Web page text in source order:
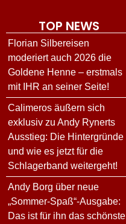
TOP NEWS
Florian Silbereisen
moderiert auch 2026 die
Goldene Henne – erstmals
mit IHR an seiner Seite!
Calimeros äußern sich
exklusiv zu Andy Rynerts
Ausstieg: Die Hintergründe
und wie es jetzt für die
Schlagerband weitergeht!
Andy Borg über neue
„Sommer-Spaß“-Ausgabe:
Das ist für ihn das schönste